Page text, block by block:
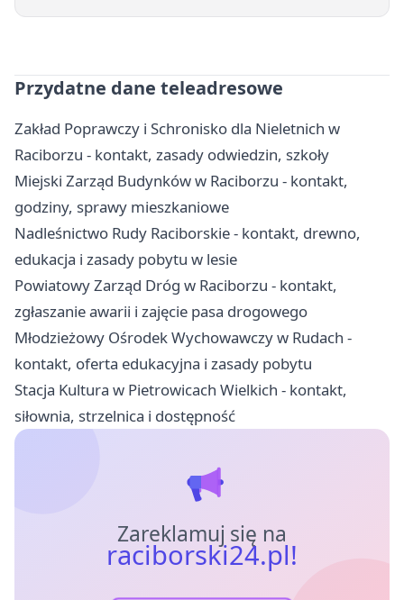
Przydatne dane teleadresowe
Zakład Poprawczy i Schronisko dla Nieletnich w
Raciborzu - kontakt, zasady odwiedzin, szkoły
Miejski Zarząd Budynków w Raciborzu - kontakt,
godziny, sprawy mieszkaniowe
Nadleśnictwo Rudy Raciborskie - kontakt, drewno,
edukacja i zasady pobytu w lesie
Powiatowy Zarząd Dróg w Raciborzu - kontakt,
zgłaszanie awarii i zajęcie pasa drogowego
Młodzieżowy Ośrodek Wychowawczy w Rudach -
kontakt, oferta edukacyjna i zasady pobytu
Stacja Kultura w Pietrowicach Wielkich - kontakt,
siłownia, strzelnica i dostępność
Zareklamuj się na
raciborski24.pl!